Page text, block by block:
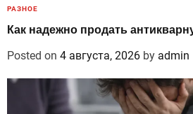
РАЗНОЕ
Как надежно продать
Posted on 4 августа, 2026 by admin